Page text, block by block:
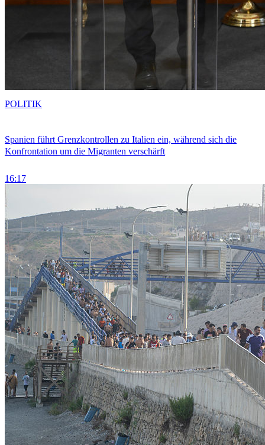
Spanien führt Grenzkontrollen zu Italien ein, während sich die
Konfrontation um die Migranten verschärft
16:17
POLITIK